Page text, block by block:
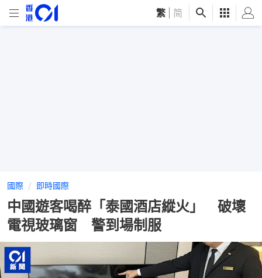
繁 简
國際 即時國際
中國遊客喝醉「泰國酒店縱火」 破壞
電視玻璃窗 警到場制服